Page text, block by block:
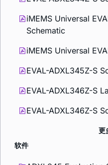
iMEMS Universal
Schematic
iMEMS Universal
EVAL-ADXL345Z-S
EVAL-ADXL346Z-S
EVAL-ADXL346Z-S
软件